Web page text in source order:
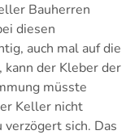
Bauherren
diesen
auch mal auf die
kann der Kleber der
müsste
Keller nicht
sich. Das